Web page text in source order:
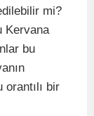
mi?
Kervana
bu
bir